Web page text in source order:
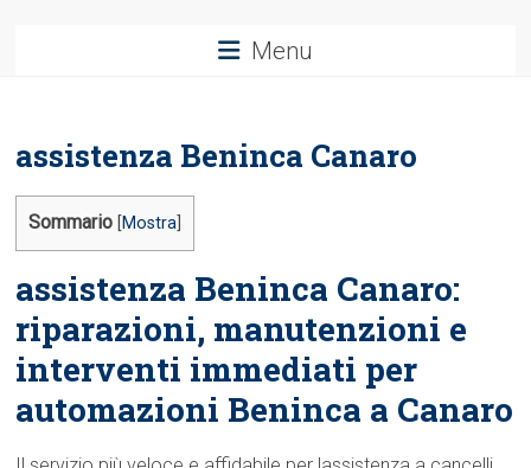
Menu
assistenza Beninca Canaro
Sommario Mostra
assistenza Beninca Canaro:
riparazioni, manutenzioni e
interventi immediati per
automazioni Beninca a Canaro